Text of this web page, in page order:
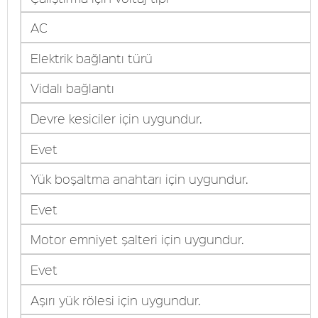
AC
Elektrik bağlantı türü
Vidalı bağlantı
Devre kesiciler için uygundur.
Evet
Yük boşaltma anahtarı için uygundur.
Evet
Motor emniyet şalteri için uygundur.
Evet
Aşırı yük rölesi için uygundur.